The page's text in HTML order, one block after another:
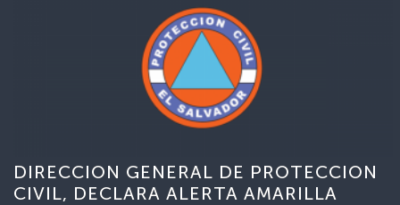
DIRECCION GENERAL DE PROTECCION
CIVIL, DECLARA ALERTA AMARILLA